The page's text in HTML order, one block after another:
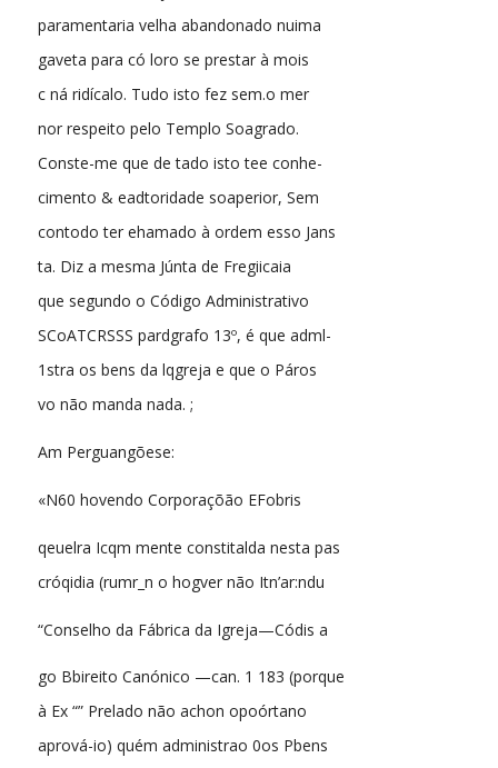
paramentaria velha abandonado nuima
gaveta para có loro se prestar à mois
c ná ridícalo. Tudo isto fez sem.o mer
nor respeito pelo Templo Soagrado.
Conste-me que de tado isto tee conhe-
cimento & eadtoridade soaperior, Sem
contodo ter ehamado à ordem esso Jans
ta. Diz a mesma Júnta de Fregiicaia
que segundo o Código Administrativo
SCoATCRSSS pardgrafo 13º, é que adml-
1stra os bens da lqgreja e que o Páros
vo não manda nada. ;
Am Perguangõese:
«N60 hovendo Corporaçõão EFobris
qeuelra Icqm mente constitalda nesta pas
cróqidia (rumr_n o hogver não Itn’ar:ndu
“Conselho da Fábrica da Igreja—Códis a
go Bbireito Canónico —can. 1 183 (porque
à Ex “” Prelado não achon opoórtano
aprová-io) quém administrao 0os Pbens